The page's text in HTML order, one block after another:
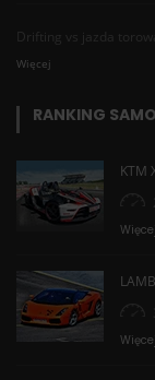
Drifting vs jazda
Więcej
RANKING
KTM
Więcej
Więcej